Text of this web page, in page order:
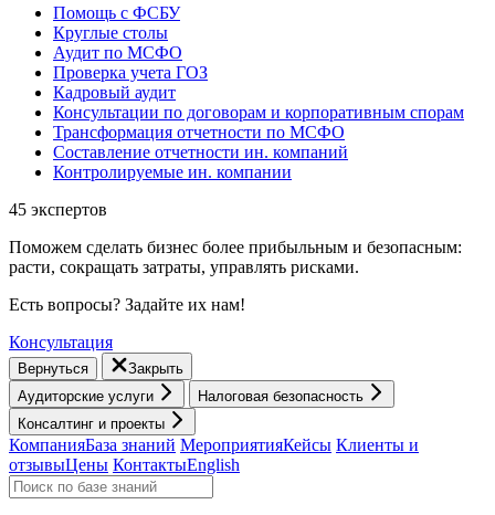
Помощь с ФСБУ
Круглые столы
Аудит по МСФО
Проверка учета ГОЗ
Кадровый аудит
Консультации по договорам и корпоративным спорам
Трансформация отчетности по МСФО
Составление отчетности ин. компаний
Контролируемые ин. компании
45 экспертов
Поможем сделать бизнес более прибыльным и безопасным:
расти, cокращать затраты, управлять рисками.
Есть вопросы? Задайте их нам!
Консультация
Вернуться
Закрыть
Аудиторские услуги
Налоговая безопасность
Консалтинг и проекты
КомпанияБаза знаний МероприятияКейсы Клиенты и
отзывыЦены КонтактыEnglish